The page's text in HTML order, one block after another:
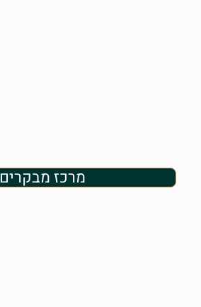
מרכז מבקרים